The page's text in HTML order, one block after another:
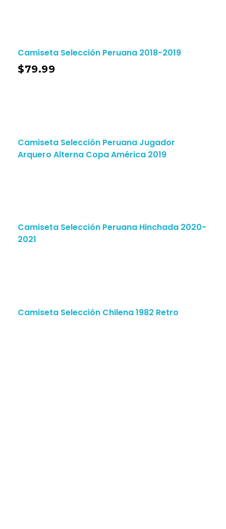
Camiseta Selección Peruana 2018-2019
$79.99
Camiseta Selección Peruana Jugador
Arquero Alterna Copa América 2019
Camiseta Selección Peruana Hinchada 2020-
2021
Camiseta Selección Chilena 1982 Retro